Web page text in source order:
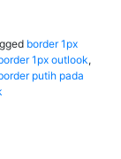
border 1px
1px outlook,
putih pada